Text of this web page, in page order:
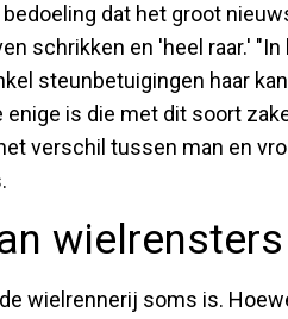
dat het groot
schrikken en 'heel raar.' "In
steunbetuigingen haar
is die met dit soort
verschil tussen man en
wielrensters
wielrennerij soms is.